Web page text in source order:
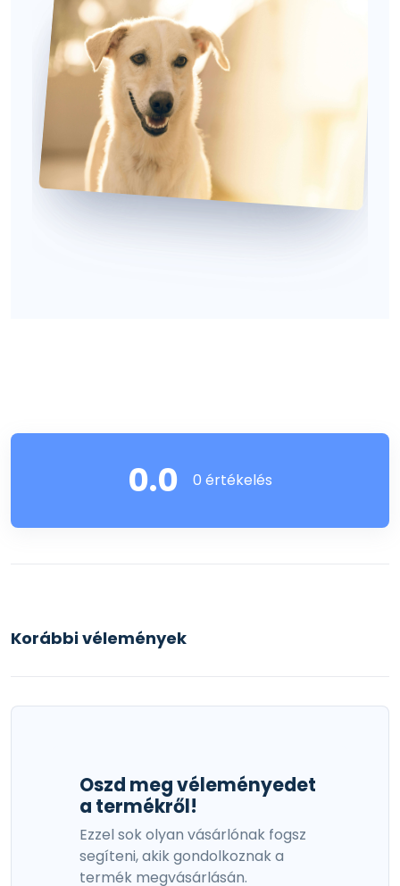
0.0 0 értékelés
Korábbi vélemények
Oszd meg véleményedet
a termékről!
Ezzel sok olyan vásárlónak fogsz
segíteni, akik gondolkoznak a
termék megvásárlásán.